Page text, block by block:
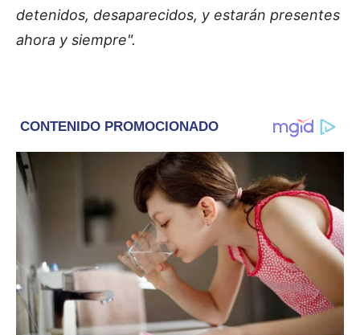
detenidos, desaparecidos, y estarán presentes
ahora y siempre".